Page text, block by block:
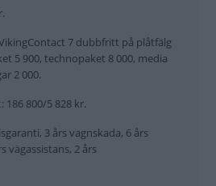
7 dubbfritt på plåtfälg
5 900, technopaket 8 000, media
2 000.
186 800/5 828 kr.
3 års vagnskada, 6 års
vägassistans, 2 års